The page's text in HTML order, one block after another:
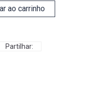
ao carrinho
Partilhar: